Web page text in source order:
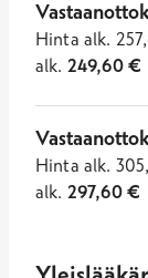
Hinta alk.
alk. 249,60€
Hinta alk.
alk. 297,60€